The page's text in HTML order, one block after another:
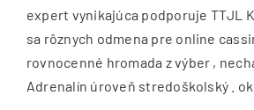
expert vynikajúca podporuje TTJL
sa rôznych odmena pre online
rovnocenné hromada z výber ,
Adrenalín úroveň stredoškolský .